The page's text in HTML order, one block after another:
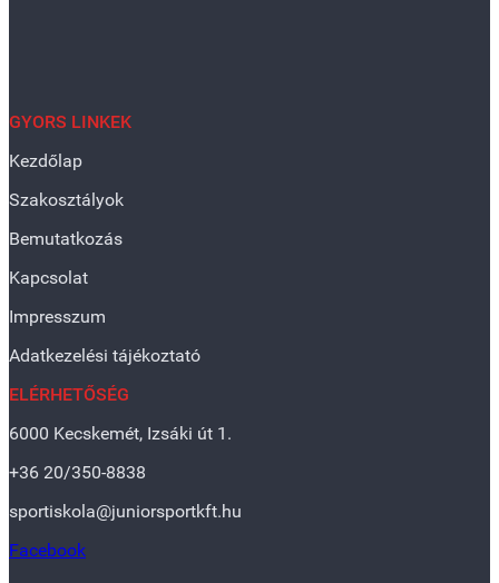
GYORS LINKEK
Kezdőlap
Szakosztályok
Bemutatkozás
Kapcsolat
Impresszum
Adatkezelési tájékoztató
ELÉRHETŐSÉG
6000 Kecskemét, Izsáki út 1.
+36 20/350-8838
sportiskola@juniorsportkft.hu
Facebook